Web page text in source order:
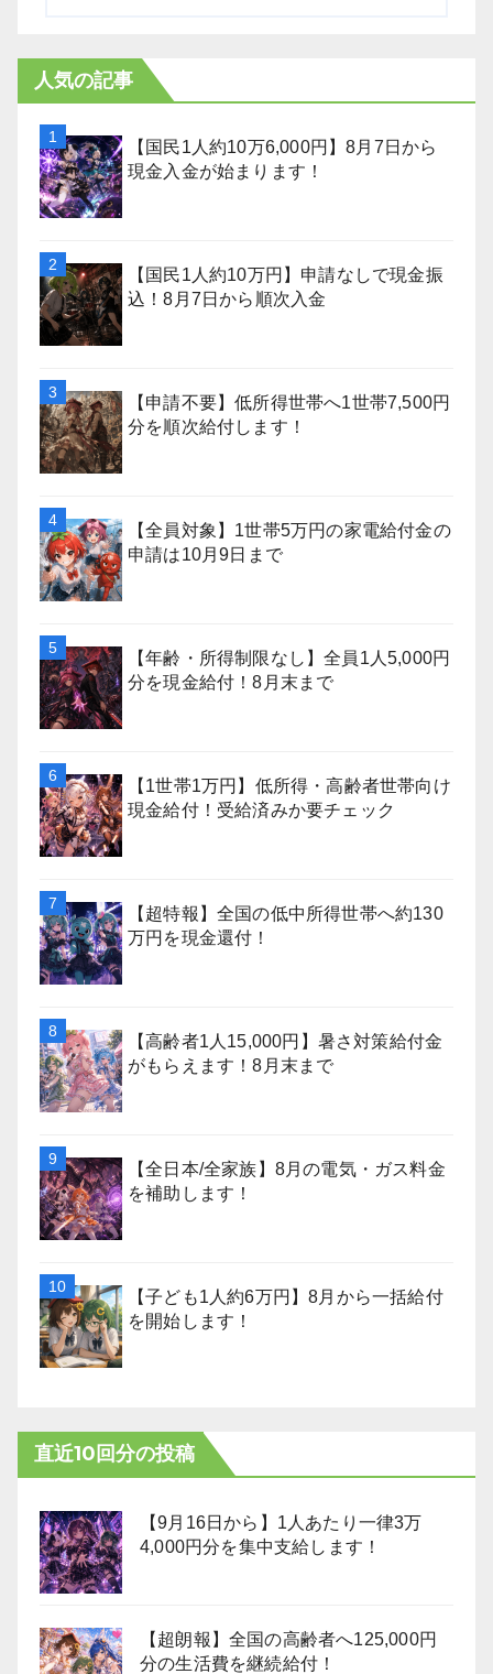
人気の記事
【国民1人約10万6,000円】8月7日から
現金入金が始まります！
【国民1人約10万円】申請なしで現金振
込！8月7日から順次入金
【申請不要】低所得世帯へ1世帯7,500円
分を順次給付します！
【全員対象】1世帯5万円の家電給付金の
申請は10月9日まで
【年齢・所得制限なし】全員1人5,000円
分を現金給付！8月末まで
【1世帯1万円】低所得・高齢者世帯向け
現金給付！受給済みか要チェック
【超特報】全国の低中所得世帯へ約130
万円を現金還付！
【高齢者1人15,000円】暑さ対策給付金
がもらえます！8月末まで
【全日本/全家族】8月の電気・ガス料金
を補助します！
【子ども1人約6万円】8月から一括給付
を開始します！
直近10回分の投稿
【9月16日から】1人あたり一律3万
4,000円分を集中支給します！
【超朗報】全国の高齢者へ125,000円
分の生活費を継続給付！